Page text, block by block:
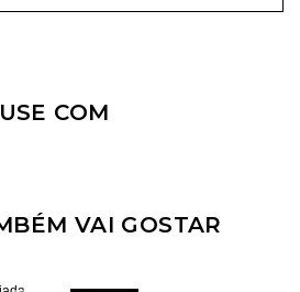
USE COM
VAI GOSTAR